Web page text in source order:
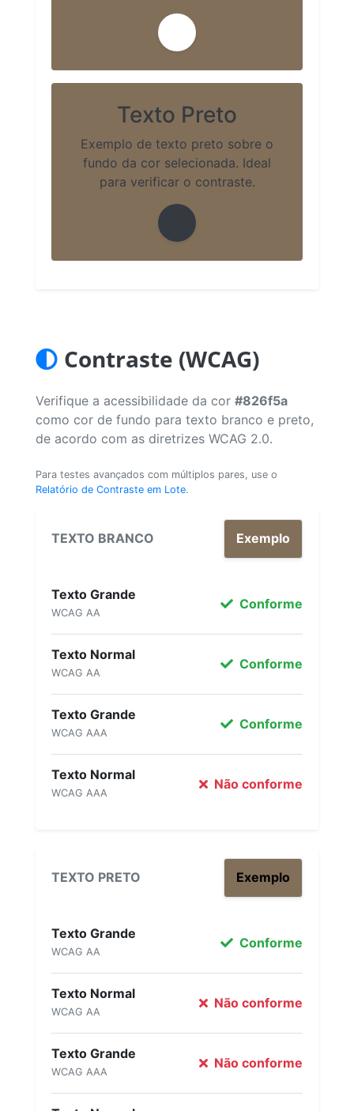
Texto Preto
Exemplo de texto preto sobre o
fundo da cor selecionada. Ideal
para verificar o contraste.
Contraste (WCAG)
Verifique a acessibilidade da cor #826f5a
como cor de fundo para texto branco e preto,
de acordo com as diretrizes WCAG 2.0.
Para testes avançados com múltiplos pares, use o
Relatório de Contraste em Lote.
TEXTO BRANCO Exemplo
Texto Grande
WCAG AA
Conforme
Texto Normal
WCAG AA
Conforme
Texto Grande
WCAG AAA
Conforme
Texto Normal
WCAG AAA
Não conforme
TEXTO PRETO Exemplo
Texto Grande
WCAG AA
Conforme
Texto Normal
WCAG AA
Não conforme
Texto Grande
WCAG AAA
Não conforme